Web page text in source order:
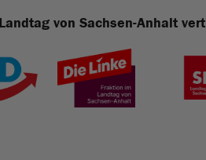
von Sachsen-Anhalt